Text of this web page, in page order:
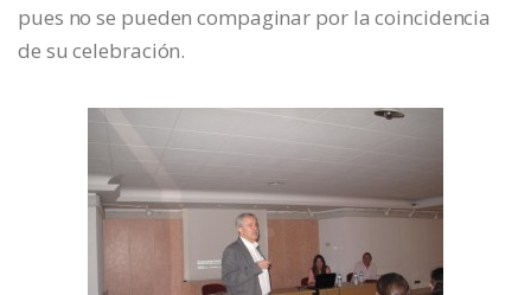
pues no se pueden compaginar por la coincidencia
de su celebración.